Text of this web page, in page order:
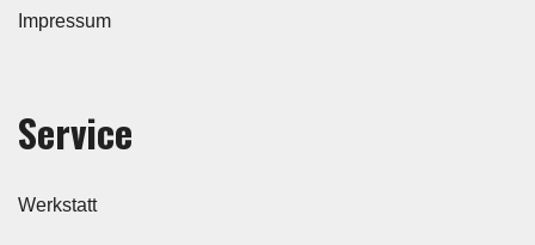
Impressum
Service
Werkstatt